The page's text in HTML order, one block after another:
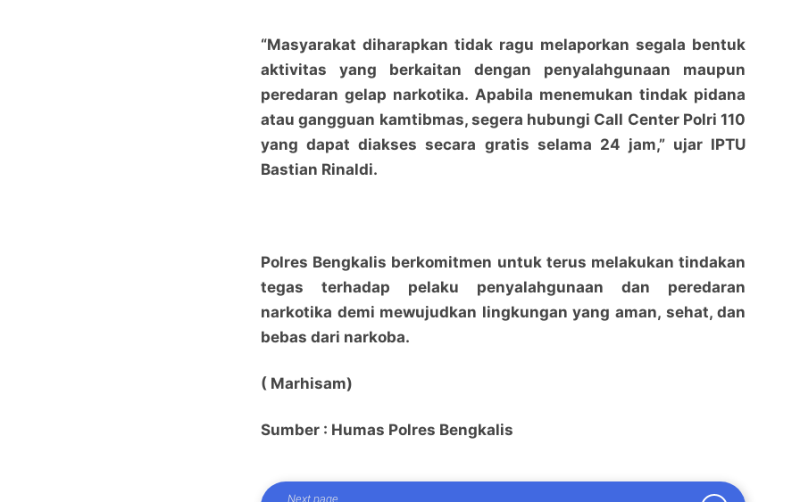
“Masyarakat diharapkan tidak ragu melaporkan segala bentuk
aktivitas yang berkaitan dengan penyalahgunaan maupun
peredaran gelap narkotika. Apabila menemukan tindak pidana
atau gangguan kamtibmas, segera hubungi Call Center Polri 110
yang dapat diakses secara gratis selama 24 jam,” ujar IPTU
Bastian Rinaldi.
Polres Bengkalis berkomitmen untuk terus melakukan tindakan
tegas terhadap pelaku penyalahgunaan dan peredaran
narkotika demi mewujudkan lingkungan yang aman, sehat, dan
bebas dari narkoba.
( Marhisam)
Sumber : Humas Polres Bengkalis
Next page